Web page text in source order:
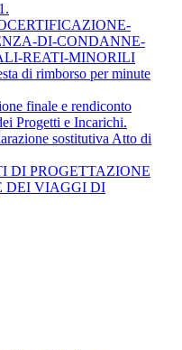
DI-CONDANNE-
REATI-MINORILI
di rimborso per minute
finale e rendiconto
Progetti e Incarichi.
sostitutiva Atto di
DI PROGETTAZIONE
DEI VIAGGI DI